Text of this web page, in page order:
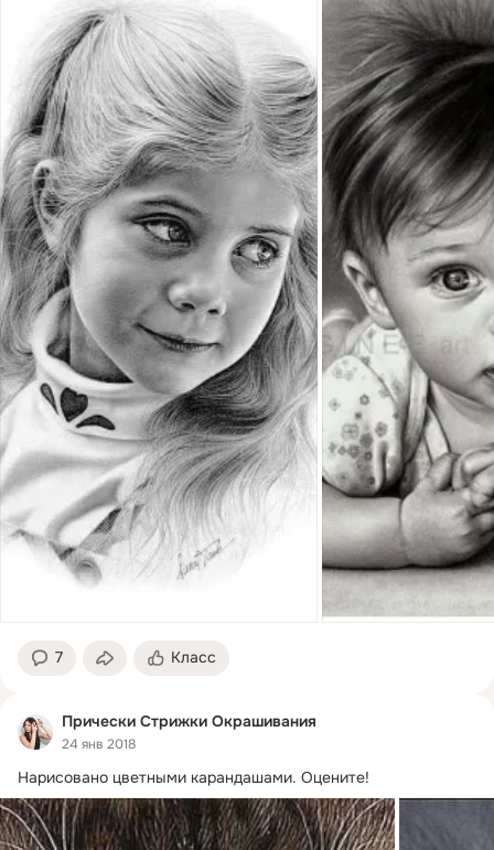
7 Класс
Прически Стрижки Окрашивания
24 янв 2018
Нарисовано цветными карандашами. Оцените!